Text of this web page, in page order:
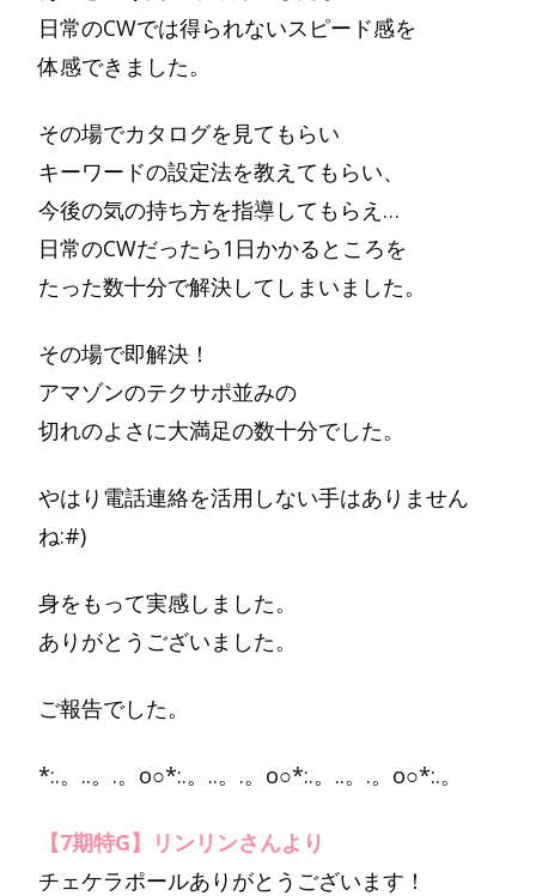
日常のCWでは得られないスピード感を
体感できました。
その場でカタログを見てもらい
キーワードの設定法を教えてもらい、
今後の気の持ち方を指導してもらえ…
日常のCWだったら1日かかるところを
たった数十分で解決してしまいました。
その場で即解決！
アマゾンのテクサポ並みの
切れのよさに大満足の数十分でした。
やはり電話連絡を活用しない手はありません
ね:#)
身をもって実感しました。
ありがとうございました。
ご報告でした。
*:.。..。.。o○*:.。..。.。o○*:.。..。.。o○*:.。
【7期特G】リンリンさんより
チェケラポールありがとうございます！